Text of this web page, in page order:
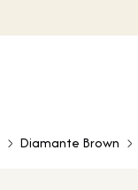
Diamante Brown